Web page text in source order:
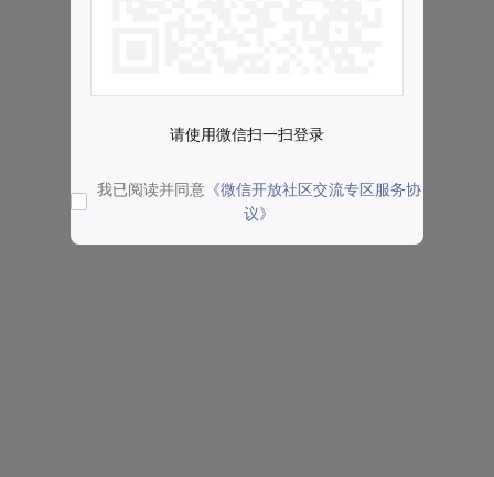
请使用微信扫一扫登录
我已阅读并同意 《微信开放社区交流专区服务协
议》